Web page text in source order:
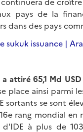
pays de la
dans des pays
sukuk issuance |
attiré 65,1 Md
place ainsi parmi
sortants se sont
rang mondial en
à plus de